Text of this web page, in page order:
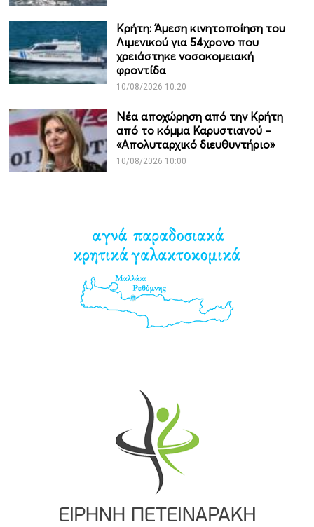
Κρήτη: Άμεση κινητοποίηση του
Λιμενικού για 54χρονο που
χρειάστηκε νοσοκομειακή
φροντίδα
10/08/2026 10:20
Νέα αποχώρηση από την Κρήτη
από το κόμμα Καρυστιανού –
«Απολυταρχικό διευθυντήριο»
10/08/2026 10:00